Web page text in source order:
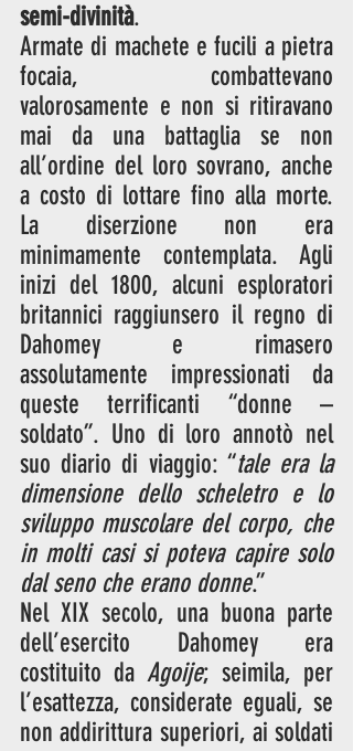
semi-divinità.
Armate di machete e fucili a pietra
focaia, combattevano
valorosamente e non si ritiravano
mai da una battaglia se non
all’ordine del loro sovrano, anche
a costo di lottare fino alla morte.
La diserzione non era
minimamente contemplata. Agli
inizi del 1800, alcuni esploratori
britannici raggiunsero il regno di
Dahomey e rimasero
assolutamente impressionati da
queste terrificanti “donne –
soldato”. Uno di loro annotò nel
suo diario di viaggio: “tale era la
dimensione dello scheletro e lo
sviluppo muscolare del corpo, che
in molti casi si poteva capire solo
dal seno che erano donne.”
Nel XIX secolo, una buona parte
dell’esercito Dahomey era
costituito da Agoije; seimila, per
l’esattezza, considerate eguali, se
non addirittura superiori, ai soldati